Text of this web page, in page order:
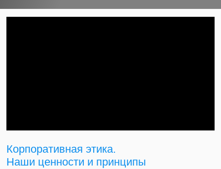
Корпоративная этика.
Наши ценности и принципы